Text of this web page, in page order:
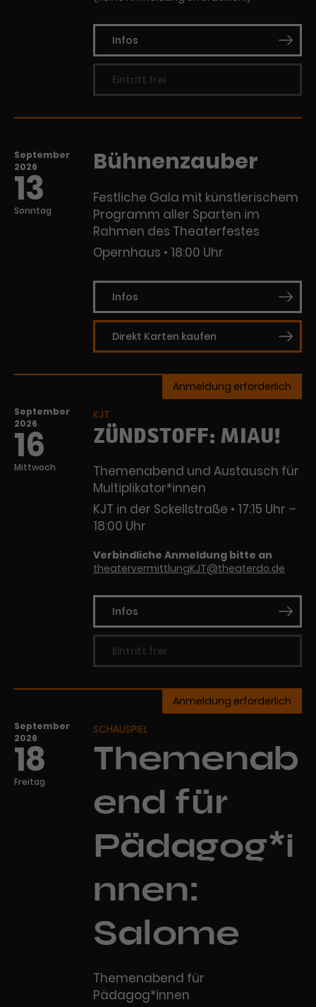
Infos
Eintritt frei
September
2026
13
Sonntag
Bühnenzauber
Festliche Gala mit künstlerischem
Programm aller Sparten im
Rahmen des Theaterfestes
Opernhaus
18:00 Uhr
Infos
Direkt Karten kaufen
September
2026
16
Mittwoch
Anmeldung erforderlich
KJT
ZÜNDSTOFF: MIAU!
Themenabend und Austausch für
Multiplikator*innen
KJT in der Sckellstraße
17:15 Uhr –
18:00 Uhr
Verbindliche Anmeldung bitte an
theatervermittlungKJT@theaterdo.de
Infos
Eintritt frei
September
2026
18
Freitag
Anmeldung erforderlich
SCHAUSPIEL
Themenab
end für
Pädagog*i
nnen:
Salome
Themenabend für
Pädagog*innen